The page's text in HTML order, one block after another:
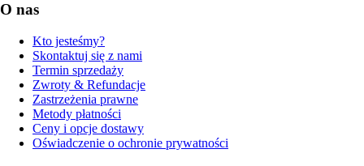
O nas
Kto jesteśmy?
Skontaktuj się z nami
Termin sprzedaży
Zwroty & Refundacje
Zastrzeżenia prawne
Metody płatności
Ceny i opcje dostawy
Oświadczenie o ochronie prywatności